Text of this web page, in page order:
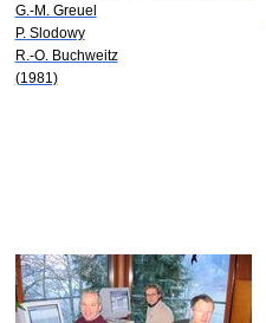
G.-M. Greuel
P. Slodowy
R.-O. Buchweitz
(1981)